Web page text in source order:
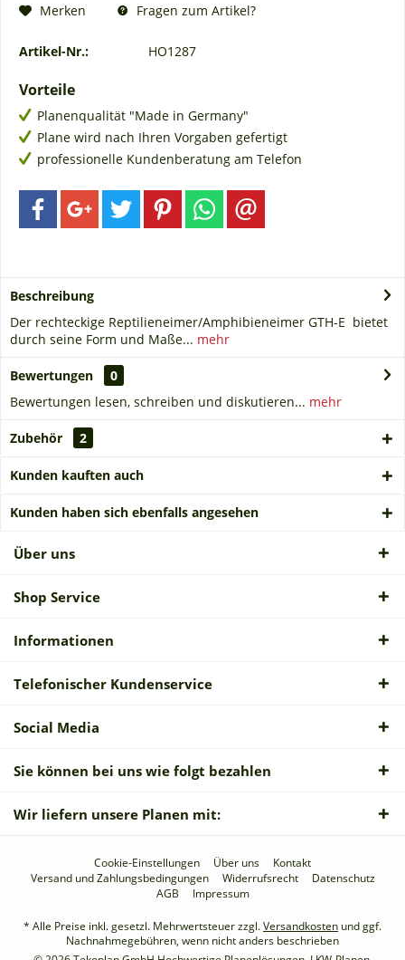
Merken Fragen zum Artikel?
Artikel-Nr.: HO1287
Vorteile
Planenqualität "Made in Germany"
Plane wird nach Ihren Vorgaben gefertigt
professionelle Kundenberatung am Telefon
Beschreibung
Der rechteckige Reptilieneimer/Amphibieneimer GTH-E bietet
durch seine Form und Maße... mehr
Bewertungen
0
Bewertungen lesen, schreiben und diskutieren... mehr
Zubehör 2
Kunden kauften auch
Kunden haben sich ebenfalls angesehen
Über uns
Shop Service
Informationen
Telefonischer Kundenservice
Social Media
Sie können bei uns wie folgt bezahlen
Wir liefern unsere Planen mit:
Cookie-Einstellungen Über uns
Kontakt
Versand und Zahlungsbedingungen
Widerrufsrecht
Datenschutz
AGB
Impressum
* Alle Preise inkl. gesetzl. Mehrwertsteuer zzgl.Versandkosten und ggf.
Nachnahmegebühren, wenn nicht anders beschrieben